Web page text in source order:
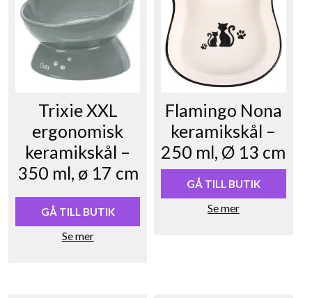
Trixie XXL
ergonomisk
keramikskål –
350 ml, ø 17 cm
GÅ TILL BUTIK
Se mer
Flamingo Nona
keramikskål –
250 ml, Ø 13 cm
GÅ TILL BUTIK
Se mer